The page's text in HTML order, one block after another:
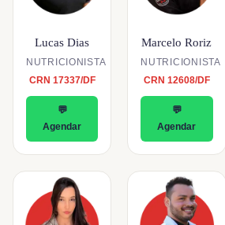
Lucas Dias
NUTRICIONISTA
CRN 17337/DF
💬
Agendar
Marcelo Roriz
NUTRICIONISTA
CRN 12608/DF
💬
Agendar